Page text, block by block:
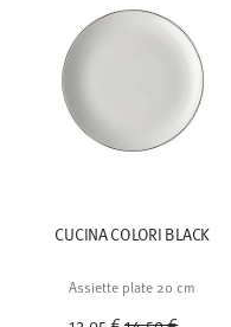
CUCINA COLORI BLACK
Assiette plate 20 cm
Price reduced